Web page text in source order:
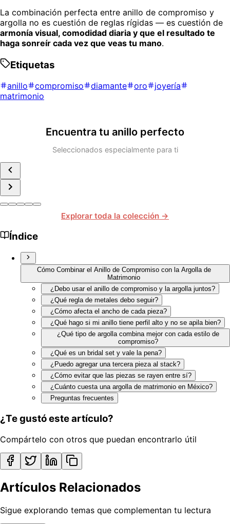
La combinación perfecta entre anillo de compromiso y
argolla no es cuestión de reglas rígidas — es cuestión de
armonía visual, comodidad diaria y que el resultado te
haga sonreír cada vez que veas tu mano.
Etiquetas
anillo compromiso diamante oro
joyería
matrimonio
Encuentra tu anillo perfecto
Seleccionados especialmente para ti
Explorar toda la colección →
Índice
Cómo Combinar el Anillo de Compromiso con la Argolla de
Matrimonio
¿Debo usar el anillo de compromiso y la argolla juntos?
¿Qué regla de metales debo seguir?
¿Cómo afecta el ancho de cada pieza?
¿Qué hago si mi anillo tiene perfil alto y no se apila bien?
¿Qué tipo de argolla combina mejor con cada estilo de
compromiso?
¿Qué es un bridal set y vale la pena?
¿Puedo agregar una tercera pieza al stack?
¿Cómo evitar que las piezas se rayen entre sí?
¿Cuánto cuesta una argolla de matrimonio en México?
Preguntas frecuentes
¿Te gustó este artículo?
Compártelo con otros que puedan encontrarlo útil
Artículos Relacionados
Sigue explorando temas que complementan tu lectura